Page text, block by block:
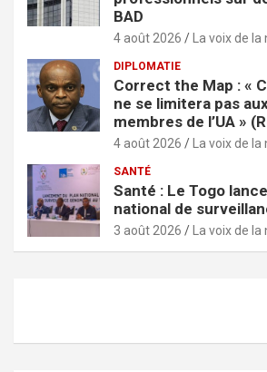
BAD
4 août 2026 La voix de
DIPLOMATIE
Correct the Map : «
ne se limitera pas
membres de l’UA »
4 août 2026 La voix de
SANTÉ
Santé : Le Togo
national de
3 août 2026 La voix de